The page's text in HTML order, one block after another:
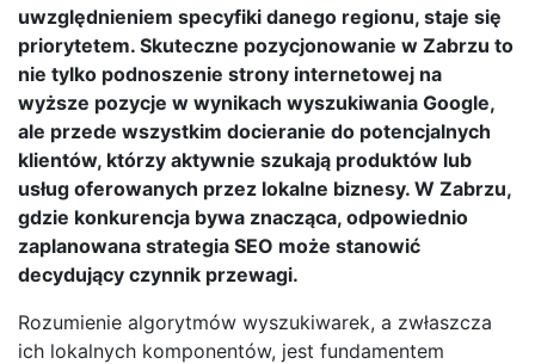
uwzględnieniem specyfiki danego regionu, staje się
priorytetem. Skuteczne pozycjonowanie w Zabrzu to
nie tylko podnoszenie strony internetowej na
wyższe pozycje w wynikach wyszukiwania Google,
ale przede wszystkim docieranie do potencjalnych
klientów, którzy aktywnie szukają produktów lub
usług oferowanych przez lokalne biznesy. W Zabrzu,
gdzie konkurencja bywa znacząca, odpowiednio
zaplanowana strategia SEO może stanowić
decydujący czynnik przewagi.
Rozumienie algorytmów wyszukiwarek, a zwłaszcza
ich lokalnych komponentów, jest fundamentem